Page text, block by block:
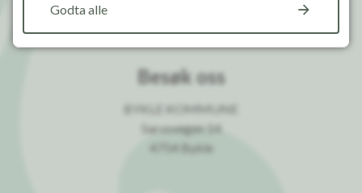
Besøk oss
BYKLE KOMMUNE
Sarvsvegen 14
4754 Bykle
Godta alle